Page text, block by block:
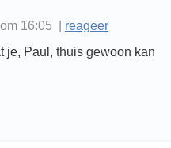
16:05 | reageer
je, Paul, thuis gewoon kan